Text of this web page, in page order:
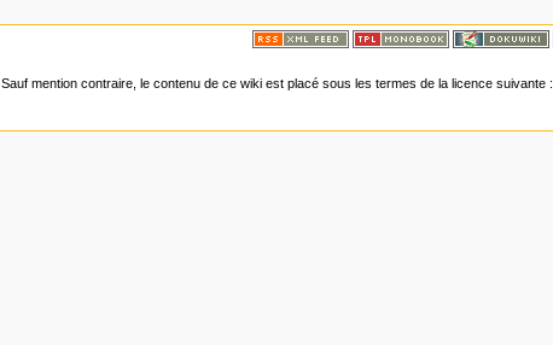
Sauf mention contraire, le contenu de ce wiki est placé sous les termes de la licence suivante :